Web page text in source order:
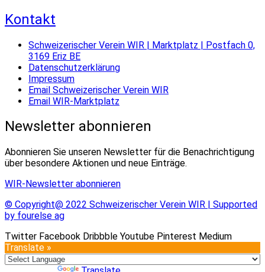
Kontakt
Schweizerischer Verein WIR | Marktplatz | Postfach 0,
3169 Eriz BE
Datenschutzerklärung
Impressum
Email Schweizerischer Verein WIR
Email WIR-Marktplatz
Newsletter abonnieren
Abonnieren Sie unseren Newsletter für die Benachrichtigung
über besondere Aktionen und neue Einträge.
WIR-Newsletter abonnieren
© Copyright@ 2022 Schweizerischer Verein WIR | Supported
by fourelse ag
Twitter Facebook Dribbble Youtube Pinterest Medium
Translate »